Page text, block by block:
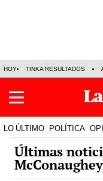
HOY TINKA RESULTADOS
LO ÚLTIMO POLÍTICA
Últimas
McConaughey